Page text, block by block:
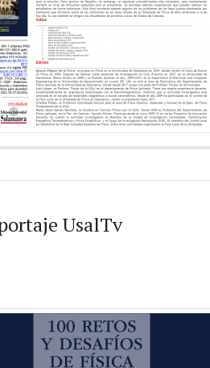
UsalTv